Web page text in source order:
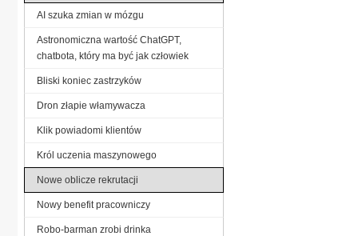
AI szuka zmian w mózgu
Astronomiczna wartość ChatGPT,
chatbota, który ma być jak człowiek
Bliski koniec zastrzyków
Dron złapie włamywacza
Klik powiadomi klientów
Król uczenia maszynowego
Nowe oblicze rekrutacji
Nowy benefit pracowniczy
Robo-barman zrobi drinka